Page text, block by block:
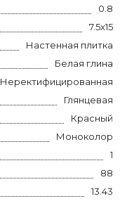
0.8
7.5x15
Настенная плитка
Белая глина
Неректифицированная
Глянцевая
Красный
Моноколор
1
88
13.43